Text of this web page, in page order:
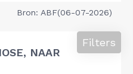
Bron: ABF(06-07-2026)
NAAR
Filters